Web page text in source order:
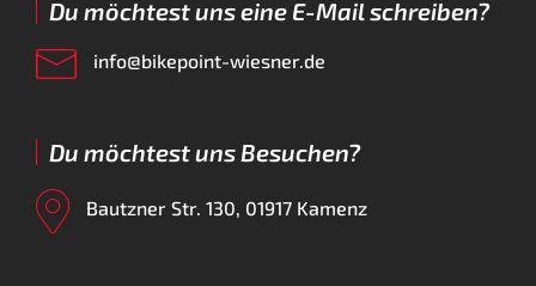
Du möchtest uns eine E-Mail schreiben?
info@bikepoint-wiesner.de
Du möchtest uns Besuchen?
Bautzner Str. 130, 01917 Kamenz